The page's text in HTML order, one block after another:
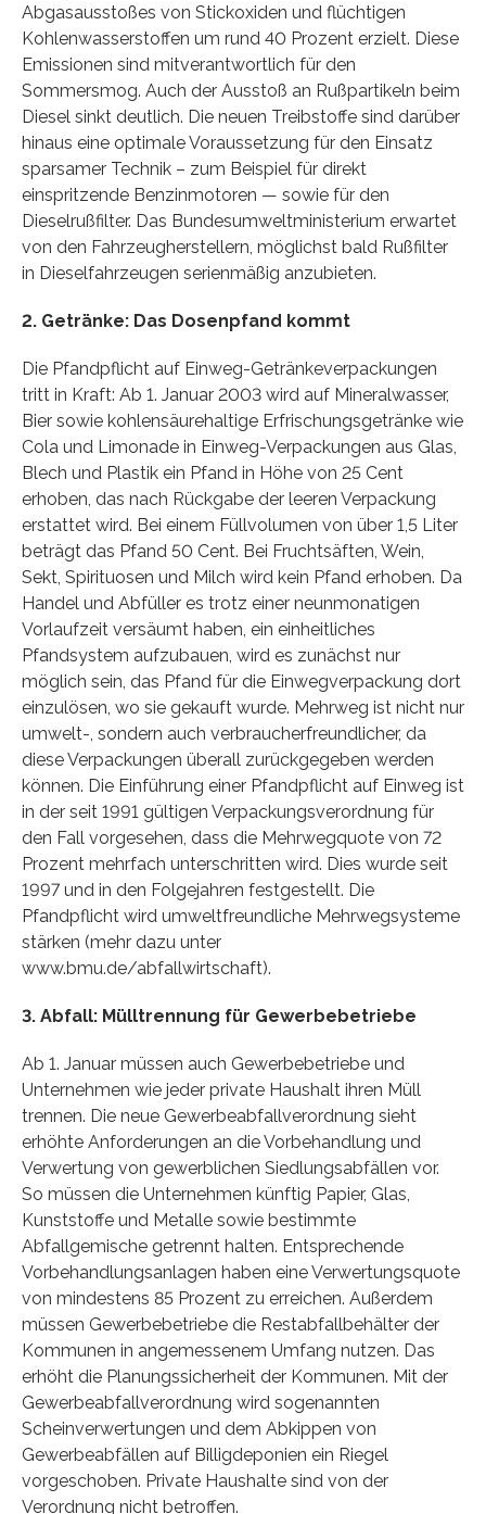
Abgasausstoßes von Stickoxiden und flüchtigen
Kohlenwasserstoffen um rund 40 Prozent erzielt. Diese
Emissionen sind mitverantwortlich für den
Sommersmog. Auch der Ausstoß an Rußpartikeln beim
Diesel sinkt deutlich. Die neuen Treibstoffe sind darüber
hinaus eine optimale Voraussetzung für den Einsatz
sparsamer Technik – zum Beispiel für direkt
einspritzende Benzinmotoren — sowie für den
Dieselrußfilter. Das Bundesumweltministerium erwartet
von den Fahrzeugherstellern, möglichst bald Rußfilter
in Dieselfahrzeugen serienmäßig anzubieten.
2. Getränke: Das Dosenpfand kommt
Die Pfandpflicht auf Einweg-Getränkeverpackungen
tritt in Kraft: Ab 1. Januar 2003 wird auf Mineralwasser,
Bier sowie kohlensäurehaltige Erfrischungsgetränke wie
Cola und Limonade in Einweg-Verpackungen aus Glas,
Blech und Plastik ein Pfand in Höhe von 25 Cent
erhoben, das nach Rückgabe der leeren Verpackung
erstattet wird. Bei einem Füllvolumen von über 1,5 Liter
beträgt das Pfand 50 Cent. Bei Fruchtsäften, Wein,
Sekt, Spirituosen und Milch wird kein Pfand erhoben. Da
Handel und Abfüller es trotz einer neunmonatigen
Vorlaufzeit versäumt haben, ein einheitliches
Pfandsystem aufzubauen, wird es zunächst nur
möglich sein, das Pfand für die Einwegverpackung dort
einzulösen, wo sie gekauft wurde. Mehrweg ist nicht nur
umwelt-, sondern auch verbraucherfreundlicher, da
diese Verpackungen überall zurückgegeben werden
können. Die Einführung einer Pfandpflicht auf Einweg ist
in der seit 1991 gültigen Verpackungsverordnung für
den Fall vorgesehen, dass die Mehrwegquote von 72
Prozent mehrfach unterschritten wird. Dies wurde seit
1997 und in den Folgejahren festgestellt. Die
Pfandpflicht wird umweltfreundliche Mehrwegsysteme
stärken (mehr dazu unter
www.bmu.de/abfallwirtschaft).
3. Abfall: Mülltrennung für Gewerbebetriebe
Ab 1. Januar müssen auch Gewerbebetriebe und
Unternehmen wie jeder private Haushalt ihren Müll
trennen. Die neue Gewerbeabfallverordnung sieht
erhöhte Anforderungen an die Vorbehandlung und
Verwertung von gewerblichen Siedlungsabfällen vor.
So müssen die Unternehmen künftig Papier, Glas,
Kunststoffe und Metalle sowie bestimmte
Abfallgemische getrennt halten. Entsprechende
Vorbehandlungsanlagen haben eine Verwertungsquote
von mindestens 85 Prozent zu erreichen. Außerdem
müssen Gewerbebetriebe die Restabfallbehälter der
Kommunen in angemessenem Umfang nutzen. Das
erhöht die Planungssicherheit der Kommunen. Mit der
Gewerbeabfallverordnung wird sogenannten
Scheinverwertungen und dem Abkippen von
Gewerbeabfällen auf Billigdeponien ein Riegel
vorgeschoben. Private Haushalte sind von der
Verordnung nicht betroffen.